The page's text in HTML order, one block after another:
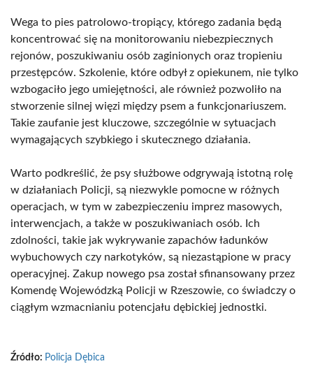
Wega to pies patrolowo-tropiący, którego zadania będą
koncentrować się na monitorowaniu niebezpiecznych
rejonów, poszukiwaniu osób zaginionych oraz tropieniu
przestępców. Szkolenie, które odbył z opiekunem, nie tylko
wzbogaciło jego umiejętności, ale również pozwoliło na
stworzenie silnej więzi między psem a funkcjonariuszem.
Takie zaufanie jest kluczowe, szczególnie w sytuacjach
wymagających szybkiego i skutecznego działania.
Warto podkreślić, że psy służbowe odgrywają istotną rolę
w działaniach Policji, są niezwykle pomocne w różnych
operacjach, w tym w zabezpieczeniu imprez masowych,
interwencjach, a także w poszukiwaniach osób. Ich
zdolności, takie jak wykrywanie zapachów ładunków
wybuchowych czy narkotyków, są niezastąpione w pracy
operacyjnej. Zakup nowego psa został sfinansowany przez
Komendę Wojewódzką Policji w Rzeszowie, co świadczy o
ciągłym wzmacnianiu potencjału dębickiej jednostki.
Źródło: Policja Dębica